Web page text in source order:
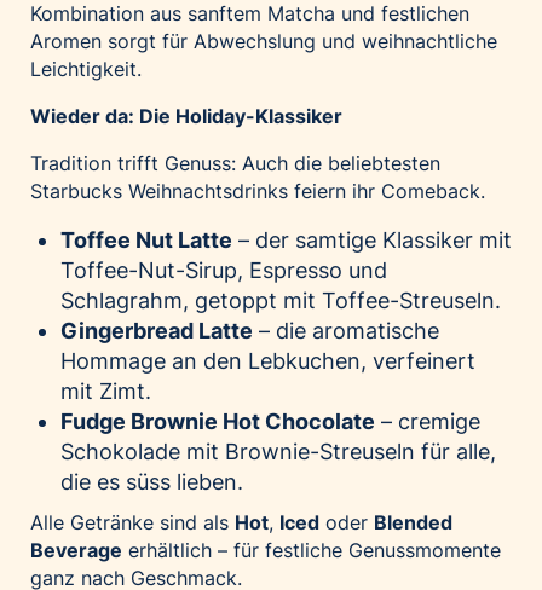
Kombination aus sanftem Matcha und festlichen
Aromen sorgt für Abwechslung und weihnachtliche
Leichtigkeit.
Wieder da: Die Holiday-Klassiker
Tradition trifft Genuss: Auch die beliebtesten
Starbucks Weihnachtsdrinks feiern ihr Comeback.
Toffee Nut Latte – der samtige Klassiker mit
Toffee-Nut-Sirup, Espresso und
Schlagrahm, getoppt mit Toffee-Streuseln.
Gingerbread Latte – die aromatische
Hommage an den Lebkuchen, verfeinert
mit Zimt.
Fudge Brownie Hot Chocolate – cremige
Schokolade mit Brownie-Streuseln für alle,
die es süss lieben.
Alle Getränke sind als Hot, Iced oder Blended
Beverage erhältlich – für festliche Genussmomente
ganz nach Geschmack.